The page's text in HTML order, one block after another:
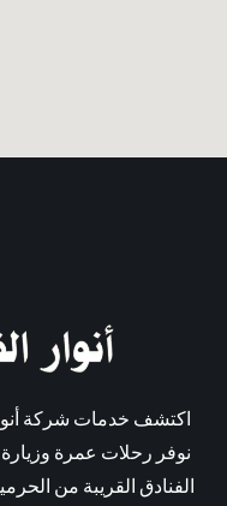
اكتشف خدمات شركة
نوفر رحلات عمرة وزيارة
الفنادق القريبة من